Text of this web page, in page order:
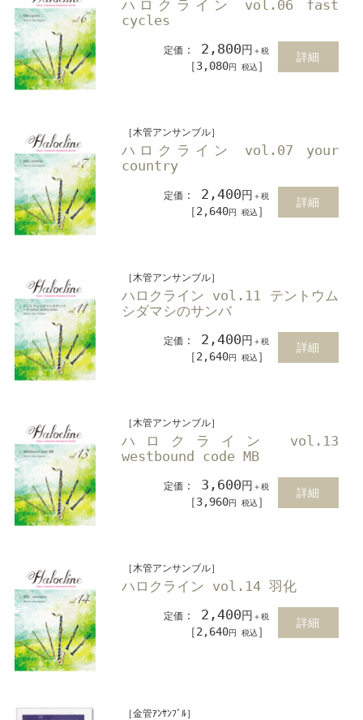
ハロクライン vol.06 fast
cycles
定価 ： 2,800円 ＋税
［3,080円 税込 ］
詳細
［木管アンサンブル］
ハロクライン vol.07 your
country
定価 ： 2,400円 ＋税
［2,640円 税込 ］
詳細
［木管アンサンブル］
ハロクライン vol.11 テントウム
シダマシのサンバ
定価 ： 2,400円 ＋税
［2,640円 税込 ］
詳細
［木管アンサンブル］
ハロクライン vol.13
westbound code MB
定価 ： 3,600円 ＋税
［3,960円 税込 ］
詳細
［木管アンサンブル］
ハロクライン vol.14 羽化
定価 ： 2,400円 ＋税
［2,640円 税込 ］
詳細
［金管ｱﾝｻﾝﾌﾞﾙ］